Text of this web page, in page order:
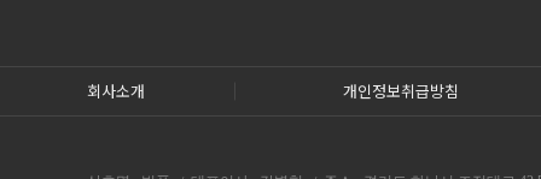
회사소개 개인정보취급방침